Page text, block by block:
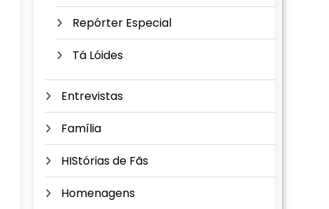
Repórter Especial
Tá Lóides
Entrevistas
Família
HIStórias de Fãs
Homenagens